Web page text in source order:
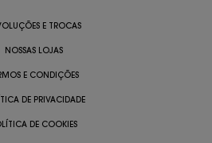
E TROCAS
NOSSAS LOJAS
E CONDIÇÕES
DE PRIVACIDADE
DE COOKIES